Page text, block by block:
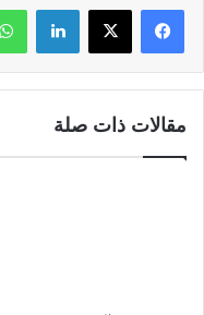
لينكدإن
مقالات ذات صلة